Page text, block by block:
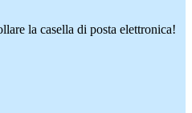
la casella di posta elettronica!